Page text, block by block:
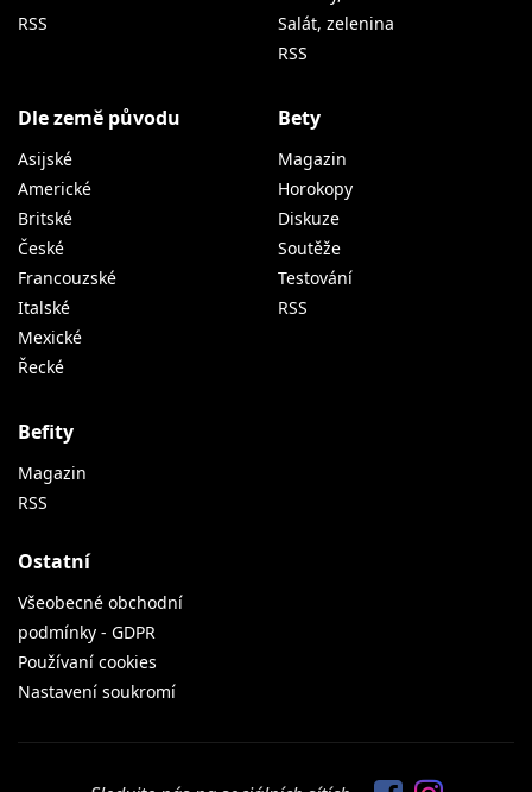
RSS
Salát, zelenina
RSS
Dle země původu
Asijské
Americké
Britské
České
Francouzské
Italské
Mexické
Řecké
Bety
Magazin
Horokopy
Diskuze
Soutěže
Testování
RSS
Befity
Magazin
RSS
Ostatní
Všeobecné obchodní
podmínky - GDPR
Používaní cookies
Nastavení soukromí